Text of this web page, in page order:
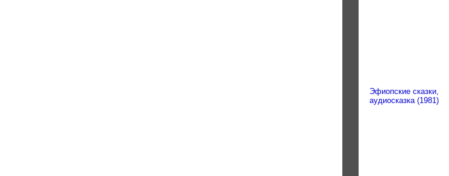
Эфиопские сказки,
аудиосказка (1981)